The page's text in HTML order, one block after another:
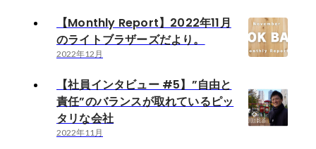
【Monthly Report】2022年11月
のライトブラザーズだより。
2022年12月
【社員インタビュー #5】”自由と
責任”のバランスが取れているピッ
タリな会社
2022年11月